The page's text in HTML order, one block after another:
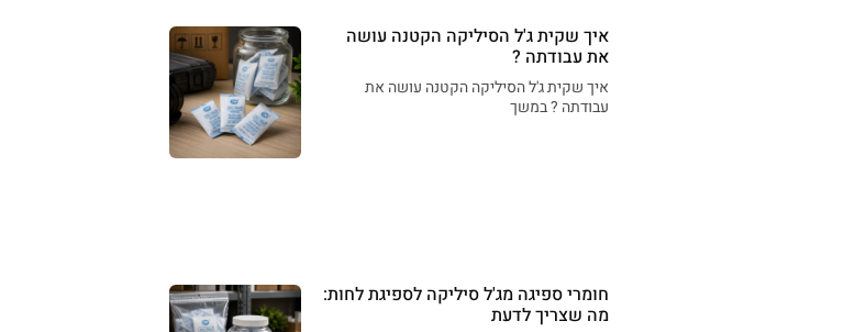
איך שקית ג'ל הסיליקה הקטנה עושה
את עבודתה ?
איך שקית ג'ל הסיליקה הקטנה עושה את
עבודתה ? במשך
חומרי ספיגה מג'ל סיליקה לספיגת לחות:
מה שצריך לדעת